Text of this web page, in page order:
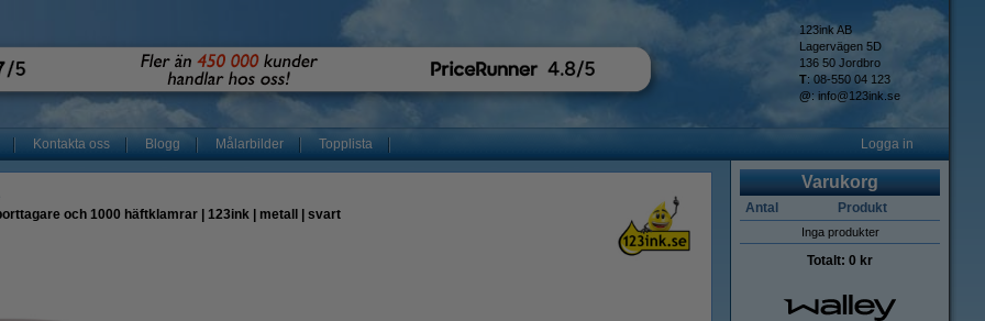
123ink AB
Lagervägen 5D
136 50 Jordbro
T: 08-550 04 123
@: info@123ink.se
Kontakta oss Blogg Målarbilder Topplista Logga in
och 1000 häftklamrar | 123ink | metall | svart
Varukorg
Antal Produkt
Inga produkter
Totalt: 0 kr